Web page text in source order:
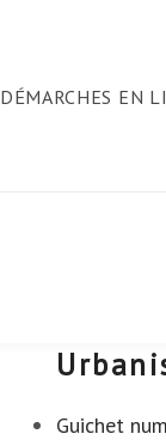
DÉMARCHES EN
Guichet